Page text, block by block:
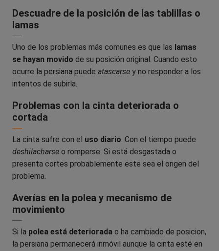
Descuadre de la posición de las tablillas o
lamas
Uno de los problemas más comunes es que las lamas
se hayan movido de su posición original. Cuando esto
ocurre la persiana puede atascarse y no responder a los
intentos de subirla.
Problemas con la cinta deteriorada o
cortada
La cinta sufre con el uso diario. Con el tiempo puede
deshilacharse o romperse. Si está desgastada o
presenta cortes probablemente este sea el origen del
problema.
Averías en la polea y mecanismo de
movimiento
Si la polea está deteriorada o ha cambiado de posicion,
la persiana permanecerá inmóvil aunque la cinta esté en